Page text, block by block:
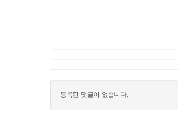
등록된 댓글이 없습니다.